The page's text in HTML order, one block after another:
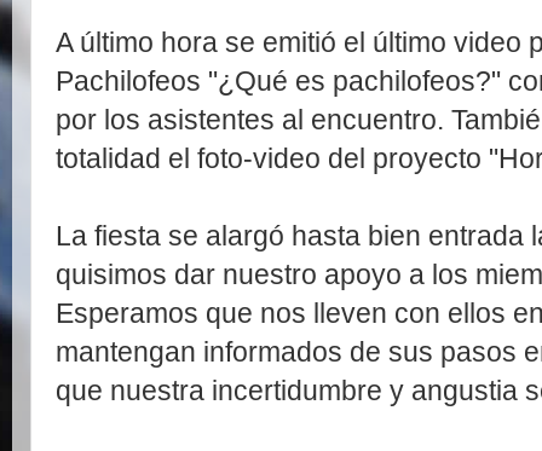
A último hora se emitió el último video
Pachilofeos "¿Qué es pachilofeos?"
por los asistentes al encuentro.
totalidad el foto-video del proyecto
La fiesta se alargó hasta bien entrada
quisimos dar nuestro apoyo a los
Esperamos que nos lleven con ellos
mantengan informados de sus pasos
que nuestra incertidumbre y angustia